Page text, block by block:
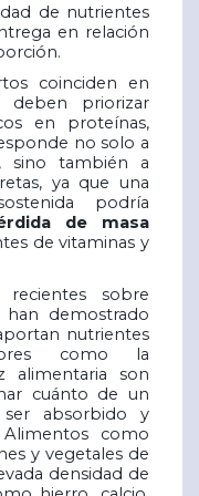
de nutrientes
en relación
coinciden en
deben priorizar
en proteínas,
no solo a
sino también a
ya que una
podría
de masa
de vitaminas y
recientes sobre
demostrado
nutrientes
como la
alimentaria son
cuánto de un
absorbido y
como
y vegetales de
densidad de